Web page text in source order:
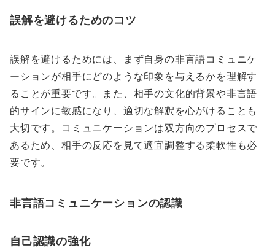
誤解を避けるためのコツ
誤解を避けるためには、まず自身の非言語コミュニケ
ーションが相手にどのような印象を与えるかを理解す
ることが重要です。また、相手の文化的背景や非言語
的サインに敏感になり、適切な解釈を心がけることも
大切です。コミュニケーションは双方向のプロセスで
あるため、相手の反応を見て適宜調整する柔軟性も必
要です。
非言語コミュニケーションの認識
自己認識の強化